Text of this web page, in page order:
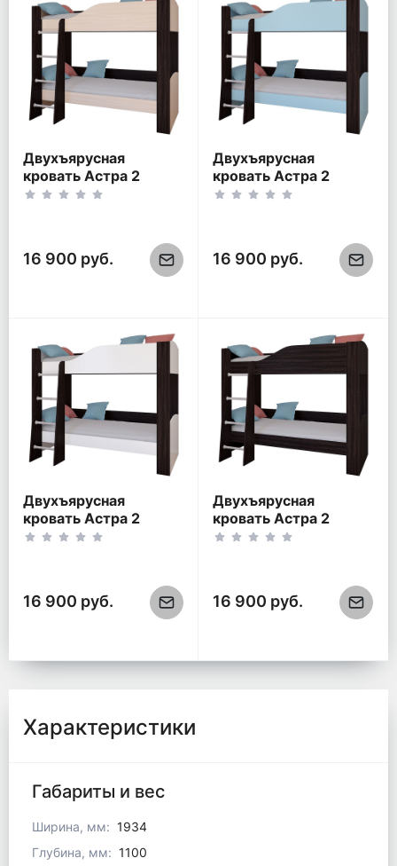
Двухъярусная
кровать Астра 2
Венге/Дуб молочный
16 900 руб.
Двухъярусная
кровать Астра 2
Венге/Голубой (без
16 900 руб.
Двухъярусная
кровать Астра 2
Венге/Белый (без
16 900 руб.
Двухъярусная
кровать Астра 2
Венге (без ящика)
16 900 руб.
Характеристики
Габариты и вес
Ширина, мм: 1934
Глубина, мм: 1100